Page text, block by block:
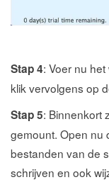
Stap 4: Voer nu
klik vervolgens op
Stap 5: Binnenkort
gemount. Open nu
bestanden van de
schrijven en ook